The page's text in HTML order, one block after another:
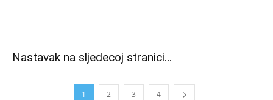
Nastavak na sljedecoj stranici…
1 2 3 4